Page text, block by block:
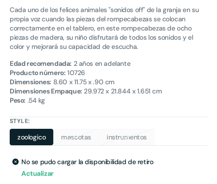
Cada uno de los felices animales "sonidos off" de la granja en su
propia voz cuando las piezas del rompecabezas se colocan
correctamente en el tablero, en este rompecabezas de ocho
piezas de madera, su niño disfrutará de todos los sonidos y el
color y mejorará su capacidad de escucha.
Edad recomendada: 2años en adelante
Producto número: 10726
Dimensiones: 8.60 x 11.75 x .90 cm
Dimensiones Empaque: 29.972 x 21.844 x 1.651 cm
Peso: .54 kg
STYLE:
zoologico
Variante
o
disponible
mascotas
Variante
o
instrumentos
Variante
o
No se pudo cargar la disponibilidad de retiro
Actualizar